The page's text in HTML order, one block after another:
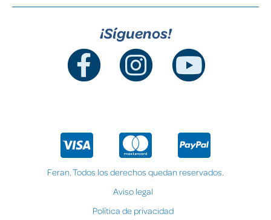
¡Síguenos!
Feran. Todos los derechos quedan reservados.
Aviso legal
Política de privacidad